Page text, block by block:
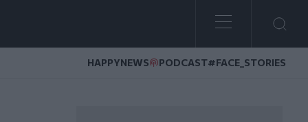
HAPPYNEWS PODCAST#FACE_STORIES